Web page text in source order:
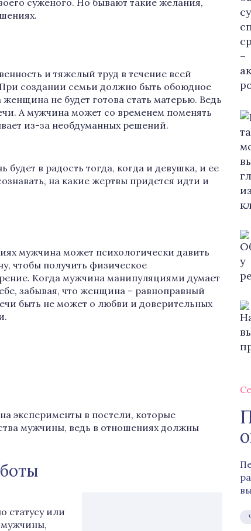
суженого. Но бывают такие желания,
и тяжелый труд в течение всей
создании семьи должно быть обоюдное
не будет готова стать матерью. Ведь
А мужчина может со временем поменять
из-за необдуманных решений.
в радость тогда, когда и девушка, и ее
на какие жертвы придется идти и
мужчина может психологически давить
чтобы получить физическое
Когда мужчина манипуляциями думает
забывая, что женщина – равноправный
быть не может о любви и доверительных
эксперименты в постели, которые
мужчины, ведь в отношениях должны
статусу или
мужчины,